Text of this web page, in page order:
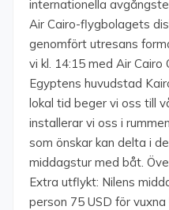
internationella
Air Cairo-flygbolagets
genomfört utresans
vi kl. 14:15 med Air
Egyptens huvudstad
lokal tid beger vi oss till
installerar vi oss i
som önskar kan delta i
middagstur med båt.
Extra utflykt: Nilens
person 75 USD för